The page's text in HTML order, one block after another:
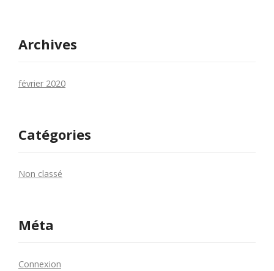
Archives
février 2020
Catégories
Non classé
Méta
Connexion